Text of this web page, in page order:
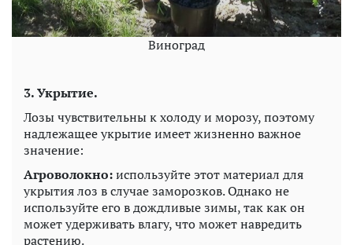
Виноград
3. Укрытие.
Лозы чувствительны к холоду и морозу, поэтому
надлежащее укрытие имеет жизненно важное
значение:
Агроволокно:используйте этот материал для
укрытия лоз в случае заморозков. Однако не
используйте его в дождливые зимы, так как он
может удерживать влагу, что может навредить
растению.